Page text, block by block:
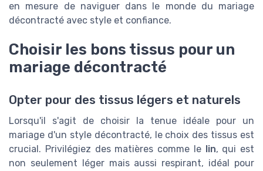
en mesure de naviguer dans le monde du mariage
décontracté avec style et confiance.
Choisir les bons tissus pour un
mariage décontracté
Opter pour des tissus légers et naturels
Lorsqu'il s'agit de choisir la tenue idéale pour un
mariage d'un style décontracté, le choix des tissus est
crucial. Privilégiez des matières comme le
lin, qui est
non seulement léger mais aussi respirant, idéal pour